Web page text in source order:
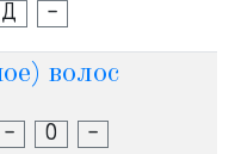
Д -
волос
- О -